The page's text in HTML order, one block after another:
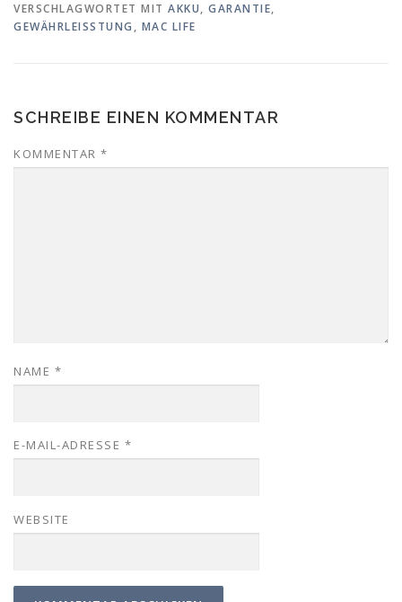
VERSCHLAGWORTET MIT AKKU, GARANTIE,
GEWÄHRLEISSTUNG , MAC LIFE
SCHREIBE EINEN KOMMENTAR
KOMMENTAR *
NAME *
E-MAIL-ADRESSE *
WEBSITE